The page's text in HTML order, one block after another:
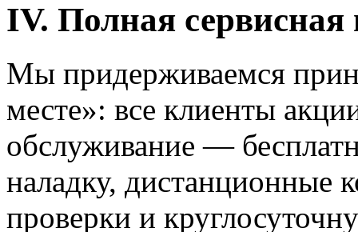
IV. Полная сервисная
Мы придерживаемся
месте»: все клиенты
обслуживание —
наладку, дистанционные
проверки и